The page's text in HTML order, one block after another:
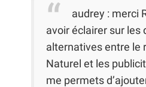
audrey : merci
avoir éclairer sur les
alternatives entre le
Naturel et les
me permets